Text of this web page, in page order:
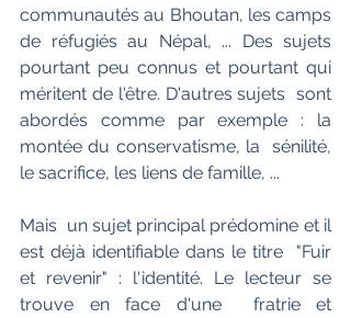
communautés au Bhoutan, les camps
de réfugiés au Népal, ... Des sujets
pourtant peu connus et pourtant qui
méritent de l'être. D'autres sujets  sont
abordés comme par exemple : la
montée du conservatisme, la  sénilité,
le sacrifice, les liens de famille, ...
Mais  un sujet principal prédomine et il
est déjà identifiable dans le titre  "Fuir
et revenir" : l'identité. Le lecteur se
trouve en face d'une  fratrie et